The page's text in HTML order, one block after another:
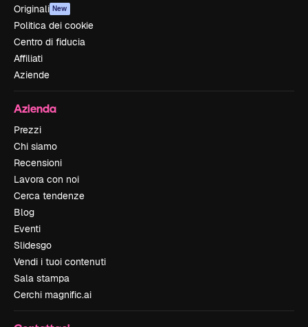
Originali New
Politica dei cookie
Centro di fiducia
Affiliati
Aziende
Azienda
Prezzi
Chi siamo
Recensioni
Lavora con noi
Cerca tendenze
Blog
Eventi
Slidesgo
Vendi i tuoi contenuti
Sala stampa
Cerchi magnific.ai